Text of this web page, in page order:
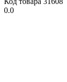
0.0